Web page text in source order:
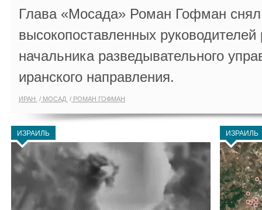
Глава «Мосада» Роман Гофман снял
высокопоставленных
начальника разведывательного
иранского направления.
ИРАН МОСАД РОМАН ГОФМАН
ИЗРАИЛЬ ИЗРАИЛЬ